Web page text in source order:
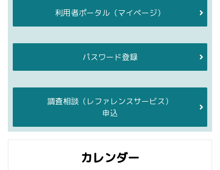
利用者ポータル （マイページ）
パスワード登録
調査相談 （レファレンスサービス）
申込
カレンダー